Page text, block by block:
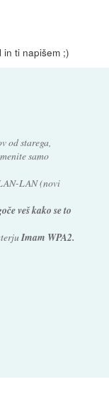
ti napišem ;)
od starega,
samo
LAN (novi
veš kako se to
Imam WPA2.